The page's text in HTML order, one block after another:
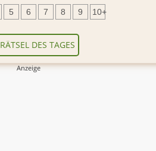
5 6 7 8 9 10+
RÄTSEL DES TAGES